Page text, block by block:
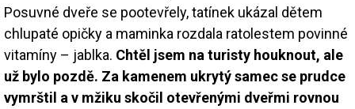
Posuvné dveře se pootevřely, tatínek ukázal dětem
chlupaté opičky a maminka rozdala ratolestem povinné
vitamíny – jablka. Chtěl jsem na turisty houknout, ale
už bylo pozdě. Za kamenem ukrytý samec se prudce
vymrštil a v mžiku skočil otevřenými dveřmi rovnou